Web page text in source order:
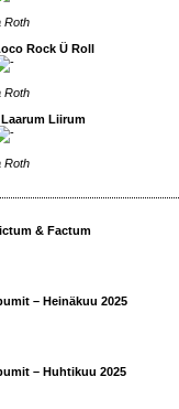
Roth
Rock Ü Roll
Roth
Liirum
Roth
& Factum
– Heinäkuu 2025
– Huhtikuu 2025